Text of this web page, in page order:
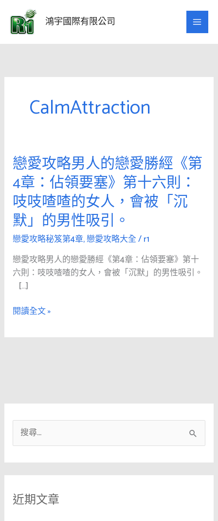
要
鴻宇國際有限公司
CalmAttraction
戀愛攻略男人的戀愛勝經《第
4章：佔領要塞》第十六則：
吱吱喳喳的女人，會被「沉
默」的男性吸引。
戀愛攻略秘笈第4章,戀愛攻略大全/r1
戀愛攻略男人的戀愛勝經《第4章：佔領要塞》第十
六則：吱吱喳喳的女人，會被「沉默」的男性吸引。
[…]
戀
愛
攻
略
男
人
的
戀
愛
勝
經
《第
4
六
則：
吱
吱
喳
的
閱讀全文 »
尋
關
字
近期文章